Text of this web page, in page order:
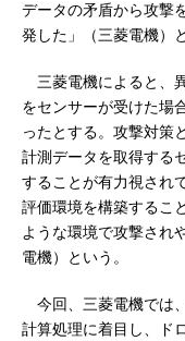
データの矛盾から攻撃
発した」（三菱電機）
三菱電機によると、
をセンサーが受けた場
ったとする。攻撃対策
計測データを取得する
することが有力視され
評価環境を構築するこ
ような環境で攻撃され
電機）という。
今回、三菱電機では
計算処理に着目し、ド